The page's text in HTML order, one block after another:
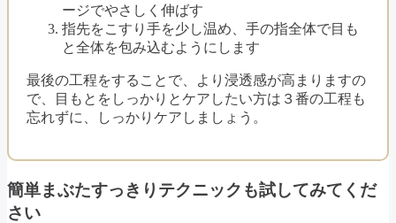
ージでやさしく伸ばす
指先をこすり手を少し温め、手の指全体で目も
と全体を包み込むようにします
最後の工程をすることで、より浸透感が高まりますの
で、目もとをしっかりとケアしたい方は３番の工程も
忘れずに、しっかりケアしましょう。
簡単まぶたすっきりテクニックも試してみてくだ
さい